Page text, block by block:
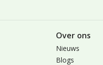
Over ons
Nieuws
Blogs